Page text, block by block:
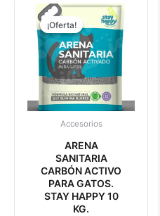
¡Oferta!
¡Oferta!
Accesorios
ARENA
SANITARIA
CARBÓN ACTIVO
PARA GATOS.
STAY HAPPY 10
KG.
precio
original
era:
$18.500.
precio
actual
es:
$17.000.